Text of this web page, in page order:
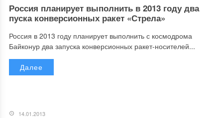
Россия планирует выполнить в 2013 году два
пуска конверсионных ракет «Стрела»
Россия в 2013 году планирует выполнить с космодрома
Байконур два запуска конверсионных ракет-носителей...
Далее
14.01.2013